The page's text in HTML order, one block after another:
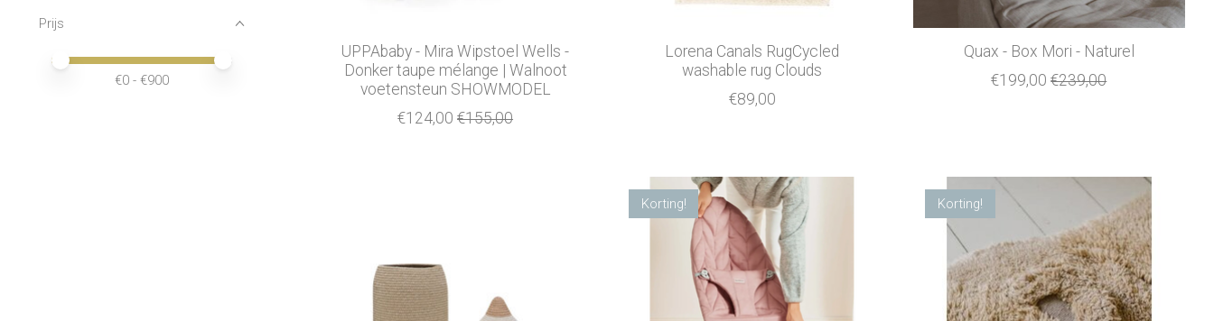
Prijs
Minimale prijswaarde
Price maximum value
€0 - €900
UPPAbaby - Mira Wipstoel Wells -
Donker taupe mélange | Walnoot
voetensteun SHOWMODEL
€124,00 €155,00
Lorena Canals RugCycled
washable rug Clouds
€89,00
Quax - Box Mori - Naturel
€199,00 €239,00
Korting! Korting!